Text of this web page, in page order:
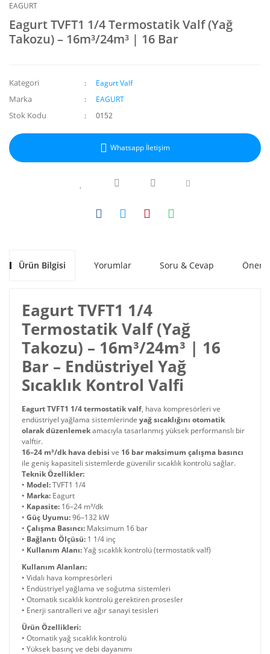
EAGURT
Eagurt TVFT1 1/4 Termostatik Valf (Yağ
Takozu) – 16m³/24m³ | 16 Bar
Kategori Eagurt Valf
Marka EAGURT
Stok Kodu 0152
Whatsapp İletişim
Ürün Bilgisi Yorumlar Soru & Cevap
Eagurt TVFT1 1/4
Termostatik Valf (Yağ
Takozu) – 16m³/24m³ | 16
Bar – Endüstriyel Yağ
Sıcaklık Kontrol Valfi
Eagurt TVFT1 1/4 termostatik valf, hava kompresörleri ve
endüstriyel yağlama sistemlerinde yağ sıcaklığını otomatik
olarak düzenlemekamacıyla tasarlanmış yüksek performanslı bir
valftir.
16–24 m³/dk hava debisi ve 16 bar maksimum çalışma basıncı
ile geniş kapasiteli sistemlerde güvenilir sıcaklık kontrolü sağlar.
Teknik Özellikler:
• Model:TVFT1 1/4
• Marka: Eagurt
• Kapasite: 16–24 m³/dk
• Güç Uyumu:96–132 kW
• Çalışma Basıncı: Maksimum 16 bar
• Bağlantı Ölçüsü: 1 1/4 inç
• Kullanım Alanı:Yağ sıcaklık kontrolü (termostatik valf)
Kullanım Alanları:
• Vidalı hava kompresörleri
• Endüstriyel yağlama ve soğutma sistemleri
• Otomatik sıcaklık kontrolü gerektiren prosesler
• Enerji santralleri ve ağır sanayi tesisleri
Ürün Özellikleri:
• Otomatik yağ sıcaklık kontrolü
• Yüksek basınç ve debi dayanımı